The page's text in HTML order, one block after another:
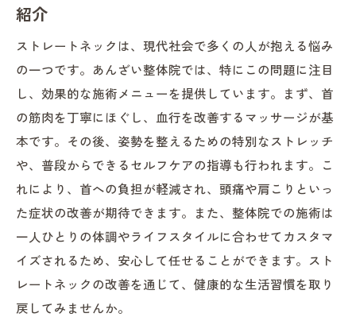
整体院でのリラクゼーションテクニック紹
介
心身のバランスを整える施術の特徴
ストレートネックに悩む方必見！長野県の整体
院が提供する健康ライフスタイル
ストレートネック改善がもたらす健康的な
生活
長野県の整体院で始める健康ライフスタイ
ル
整体施術が生活に与えるポジティブな変化
健康的な習慣を支える整体の役割
紹介
ストレートネックは、現代社会で多くの人が抱える悩み
の一つです。あんざい整体院では、特にこの問題に注目
し、効果的な施術メニューを提供しています。まず、首
の筋肉を丁寧にほぐし、血行を改善するマッサージが基
本です。その後、姿勢を整えるための特別なストレッチ
や、普段からできるセルフケアの指導も行われます。こ
れにより、首への負担が軽減され、頭痛や肩こりといっ
た症状の改善が期待できます。また、整体院での施術は
一人ひとりの体調やライフスタイルに合わせてカスタマ
イズされるため、安心して任せることができます。スト
レートネックの改善を通じて、健康的な生活習慣を取り
戻してみませんか。